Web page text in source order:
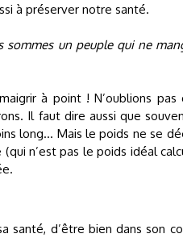
à préserver notre santé.
sommes un peuple qui ne
à point ! N’oublions
Il faut dire aussi que
long… Mais le poids ne se
n’est pas le poids idéal
santé, d’être bien dans son